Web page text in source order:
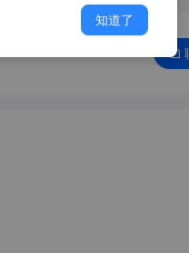
知道了